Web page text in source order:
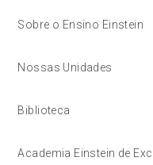
Sobre o Ensino Einstein
Nossas Unidades
Biblioteca
Academia Einstein de